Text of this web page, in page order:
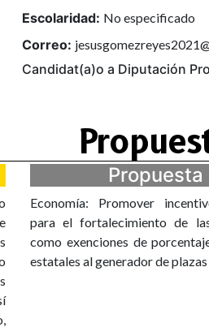
Escolaridad: No especificado
Correo:
Candidat(a)o a Diputación
Propuesta
Economía: Promover
para el fortalecimiento de
como exenciones de
estatales al generador de